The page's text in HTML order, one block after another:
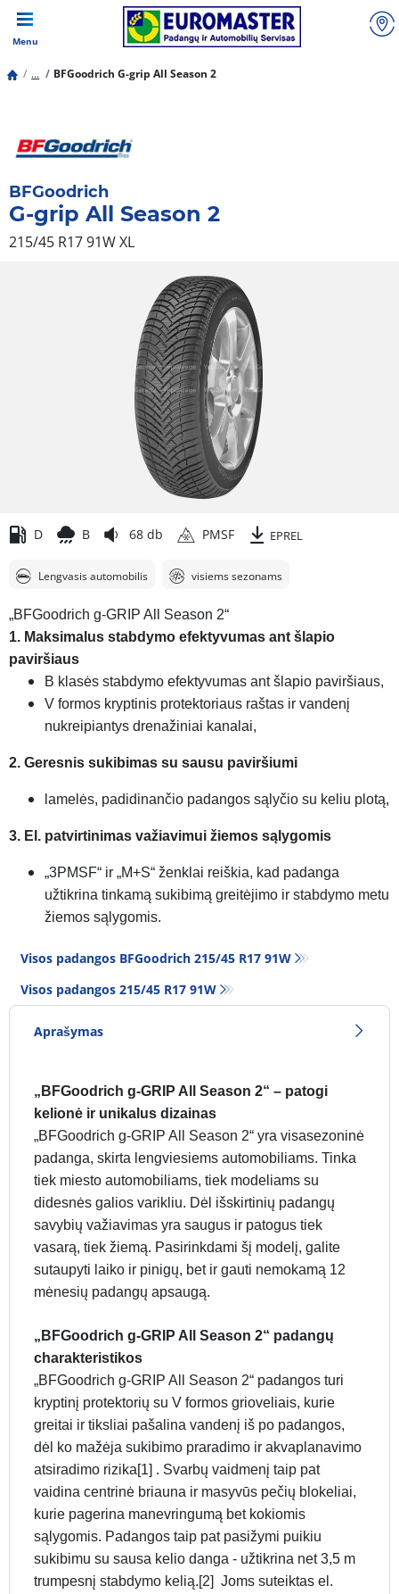
Menu
... BFGoodrich G-grip All Season 2
BFGoodrich
G-grip All Season 2
215/45 R17 91WXL
D B 68 db PMSF EPREL
Lengvasis automobilis visiems sezonams
„BFGoodrich g-GRIP All Season 2“
1. Maksimalus stabdymo efektyvumas ant šlapio
paviršiaus
B klasės stabdymo efektyvumas ant šlapio paviršiaus,
V formos kryptinis protektoriaus raštas ir vandenį
nukreipiantys drenažiniai kanalai,
2. Geresnis sukibimas su sausu paviršiumi
lamelės, padidinančio padangos sąlyčio su keliu plotą,
3. El. patvirtinimas važiavimui žiemos sąlygomis
„3PMSF“ ir „M+S“ ženklai reiškia, kad padanga
užtikrina tinkamą sukibimą greitėjimo ir stabdymo metu
žiemos sąlygomis.
Visos padangos BFGoodrich 215/45 R17 91W
Visos padangos‎ 215/45 R17 91W
Aprašymas
„BFGoodrich g-GRIP All Season 2“ – patogi
kelionė ir unikalus dizainas
„BFGoodrich g-GRIP All Season 2“ yra visasezoninė
padanga, skirta lengviesiems automobiliams. Tinka
tiek miesto automobiliams, tiek modeliams su
didesnės galios varikliu. Dėl išskirtinių padangų
savybių važiavimas yra saugus ir patogus tiek
vasarą, tiek žiemą. Pasirinkdami šį modelį, galite
sutaupyti laiko ir pinigų, bet ir gauti nemokamą 12
mėnesių padangų apsaugą.
„BFGoodrich g-GRIP All Season 2“ padangų
charakteristikos
„BFGoodrich g-GRIP All Season 2“ padangos turi
kryptinį protektorių su V formos grioveliais, kurie
greitai ir tiksliai pašalina vandenį iš po padangos,
dėl ko mažėja sukibimo praradimo ir akvaplanavimo
atsiradimo rizika[1] . Svarbų vaidmenį taip pat
vaidina centrinė briauna ir masyvūs pečių blokeliai,
kurie pagerina manevringumą bet kokiomis
sąlygomis. Padangos taip pat pasižymi puikiu
sukibimu su sausa kelio danga - užtikrina net 3,5 m
trumpesnį stabdymo kelią.[2] Joms suteiktas el.